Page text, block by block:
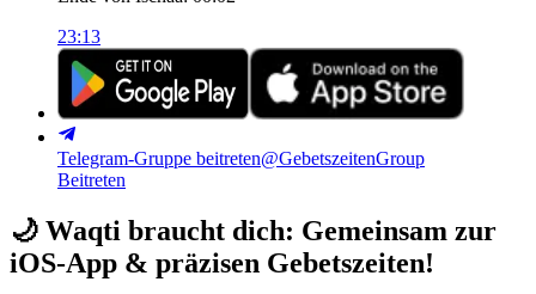
23:13
Telegram-Gruppe beitreten@GebetszeitenGroup
Beitreten
🌙 Waqti braucht dich: Gemeinsam zur
iOS-App & präzisen Gebetszeiten!